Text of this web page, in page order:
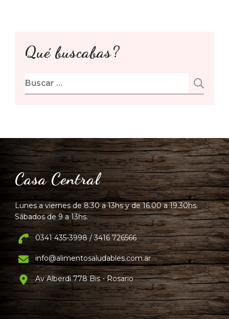
Qué buscabas?
Buscar:
Casa Central
Lunes a viernes de 8.30 a 13hs y de 16.00 a 19.30hs.
Sábados de 9 a 13hs.
0341 435-3998 / 3416 726566
info@alimentosaludables.com.ar
Av Alberdi 778 Bis - Rosario